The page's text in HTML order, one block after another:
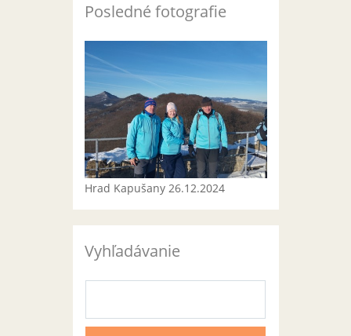
Posledné fotografie
Hrad Kapušany 26.12.2024
Vyhľadávanie